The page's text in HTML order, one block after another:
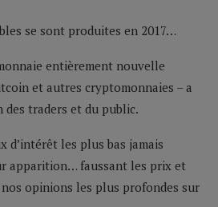
se sont produites en 2017…
entièrement nouvelle
et autres cryptomonnaies – a
des traders et du public.
d’intérêt les plus bas jamais
apparition… faussant les prix et
opinions les plus profondes sur